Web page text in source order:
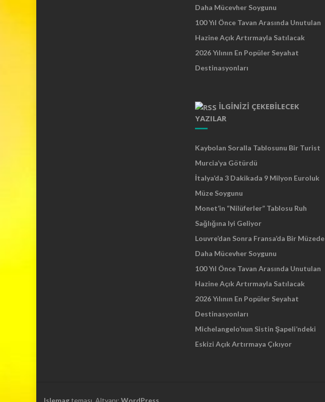
Daha Mücevher Soygunu
100 Yıl Önce Tavan Arasında Unutulan
Hazine Açık Artırmayla Satılacak
2026 Yılının En Popüler Seyahat
Destinasyonları
İLGINIZI ÇEKEBILECEK
YAZILAR
Kaybolan Soralla Tablosunu Bir Turist
Murcia’ya Götürdü
İtalya’da 3 Dakikada 9 Milyon Euroluk
Müze Soygunu
Monet’in “Nilüferler” Tablosu Ruh
Sağlığına Iyi Geliyor
Louvre’dan Sonra Fransa’da Bir Müzede
Daha Mücevher Soygunu
100 Yıl Önce Tavan Arasında Unutulan
Hazine Açık Artırmayla Satılacak
2026 Yılının En Popüler Seyahat
Destinasyonları
Michelangelo’nun Sistin Şapeli’ndeki
Eskizi Açık Artırmaya Çıkıyor
Islemagteması. Altyapı: WordPress